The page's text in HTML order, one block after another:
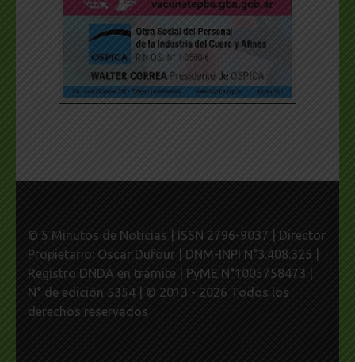
© 5 Minutos de Noticias | ISSN 2796-9037 | Director
Propietario: Oscar Dufour | DNM-INPI N°3.408.325 |
Registro DNDA en trámite | PyME N°1005758473 |
N° de edición 5354 | © 2013 - 2026 Todos los
derechos reservados